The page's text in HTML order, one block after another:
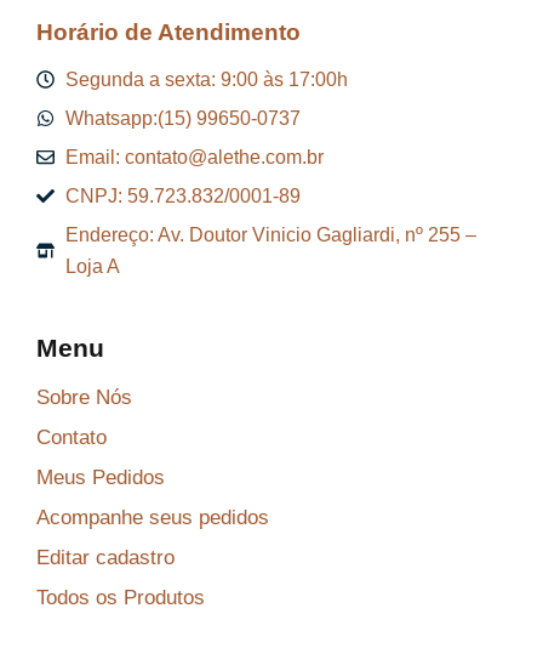
Horário de Atendimento
Segunda a sexta: 9:00 às 17:00h
Whatsapp:(15) 99650-0737
Email: contato@alethe.com.br
CNPJ: 59.723.832/0001-89
Endereço: Av. Doutor Vinicio Gagliardi, nº 255 –
Loja A
Menu
Sobre Nós
Contato
Meus Pedidos
Acompanhe seus pedidos
Editar cadastro
Todos os Produtos